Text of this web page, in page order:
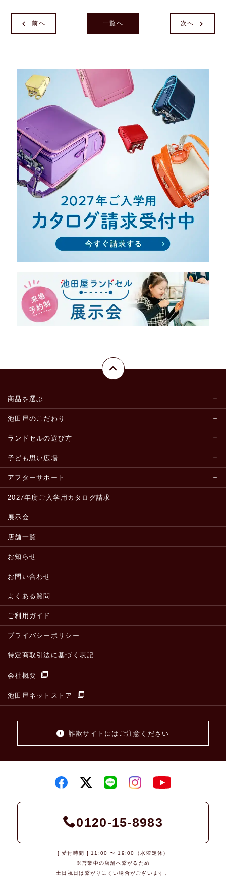
前へ 次へ
一覧へ
商品を選ぶ
池田屋のこだわり
ランドセルの選び方
子ども思い広場
アフターサポート
2027年度ご入学用カタログ請求
展示会
店舗一覧
お知らせ
お問い合わせ
よくある質問
ご利用ガイド
プライバシーポリシー
特定商取引法に基づく表記
会社概要
池田屋ネットストア
詐欺サイトにはご注意ください
0120-15-8983
[ 受付時間 ] 11:00 〜 19:00（水曜定休）
※営業中の店舗へ繋がるため
土日祝日は繋がりにくい場合がございます。